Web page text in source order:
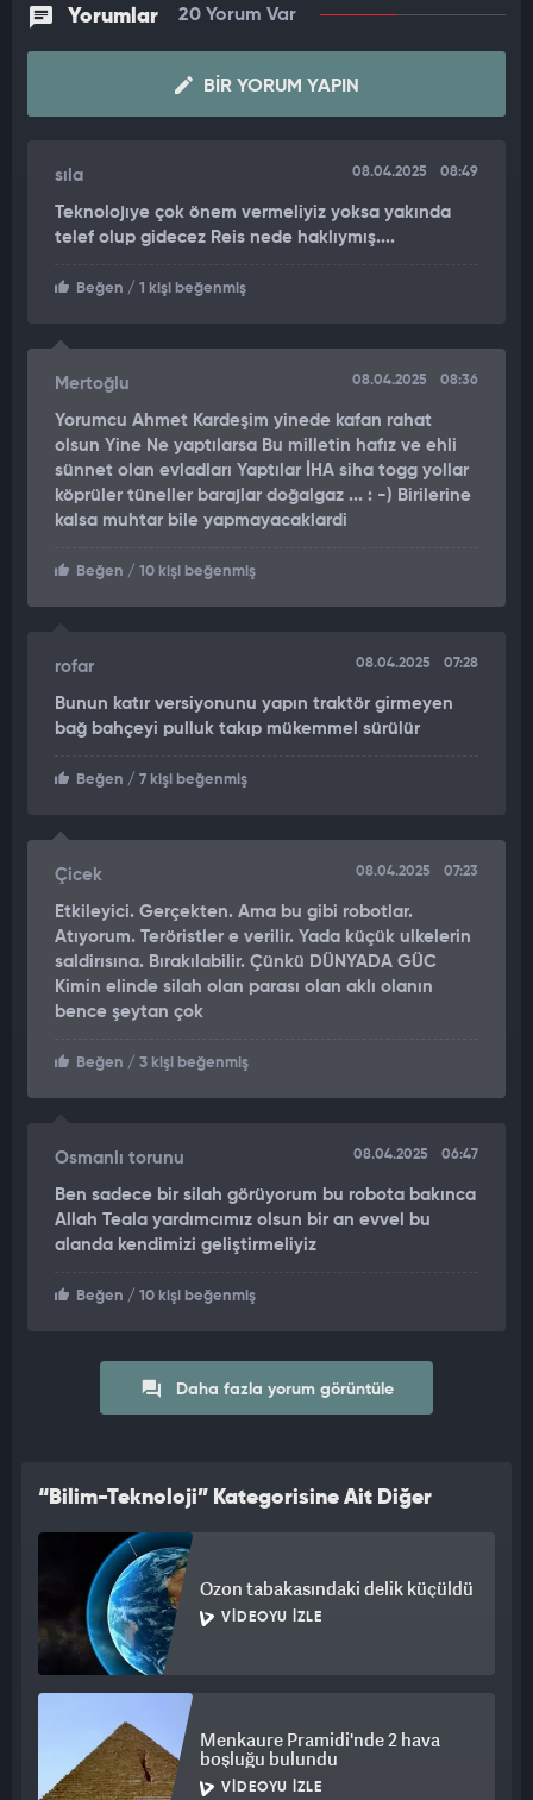
etkili hareket kabiliyeti sunuyor.
Japonya merkezli Kawasaki Heavy Industries, robotik
tanıttığı en yeni projesi "Corleo", yalnızca bir robot değil, aynı
zamanda geleceğin mobilite çözümlerine dair güçlü bir mesaj
veriyor.
Corleo, klasik robot köpek tasarımlarının dışına çıkarak adeta
yakıtı ile çalışıyor olması ve insan taşıyabilecek kadar güçlü
bir yapıya sahip olması. Bu sayede Corleo, hem çevreci
teknolojilere hem de ileri düzey taşıma kapasitesine sahip
nadir robotlardan biri olma özelliği taşıyor.
CORLEO'NUN ÖZELLİKLERİ
taşıyabiliyor.
Denge ve Stabilite: Dört ayaklı yapısı, engebeli zeminlerde bile
zekâ algoritmaları sayesinde çevresini algılayabiliyor ve
Çok Amaçlı Kullanım: Arama-kurtarma, yük taşıma ve kişisel
mobilite gibi birçok alanda kullanılabilecek şekilde tasarlandı.
GELECEĞİN ULAŞIM ARACI MI?
zamanda gelecekte şehir içi mobilitenin bir parçası
olabileceğini vurguluyor. Özellikle yaşlı bireyler veya hareket
potansiyeli taşıyor.
Şirket yetkilileri, robotun geliştirme aşamasının sürdüğünü ve
yakın gelecekte daha fazla test sürecine gireceğini açıkladı.
Corleo, teknoloji dünyasında yalnızca bir robot değil, aynı
olarak görülüyor.
Yorumlar 20 Yorum Var
BIR YORUM YAPIN
sıla 08.04.2025 08:49
Teknolojıye çok önem vermeliyiz yoksa yakında
telef olup gidecez Reis nede haklıymış....
Beğen / 1 kişi beğenmiş
Mertoğlu 08.04.2025 08:36
Yorumcu Ahmet Kardeşim yinede kafan rahat
olsun Yine Ne yaptılarsa Bu milletin hafız ve ehli
sünnet olan evladları Yaptılar İHA siha togg yollar
köprüler tüneller barajlar doğalgaz ... : -) Birilerine
kalsa muhtar bile yapmayacaklardi
Beğen / 10 kişi beğenmiş
rofar 08.04.2025 07:28
Bunun katır versiyonunu yapın traktör girmeyen
bağ bahçeyi pulluk takıp mükemmel sürülür
Beğen / 7 kişi beğenmiş
Çicek 08.04.2025 07:23
Etkileyici. Gerçekten. Ama bu gibi robotlar.
Atıyorum. Teröristler e verilir. Yada küçük ulkelerin
saldirısına. Bırakılabilir. Çünkü DÜNYADA GÜC
Kimin elinde silah olan parası olan aklı olanın
bence şeytan çok
Beğen / 3 kişi beğenmiş
Osmanlı torunu 08.04.2025 06:47
Ben sadece bir silah görüyorum bu robota bakınca
Allah Teala yardımcımız olsun bir an evvel bu
alanda kendimizi geliştirmeliyiz
Beğen / 10 kişi beğenmiş
Daha fazla yorum görüntüle
“Bilim-Teknoloji” Kategorisine Ait Diğer
Videolar
Ozon tabakasındaki delik küçüldü
VIDEOYU İZLE
Menkaure Pramidi'nde 2 hava
boşluğu bulundu
VIDEOYU İZLE